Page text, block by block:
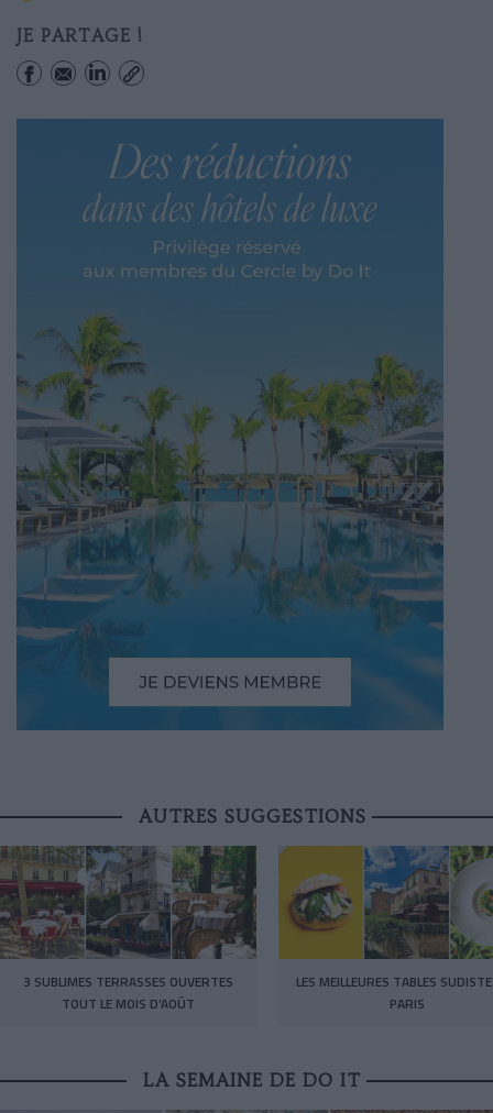
JE PARTAGE !
AUTRES SUGGESTIONS
3 SUBLIMES TERRASSES OUVERTES
TOUT LE MOIS D’AOÛT
LES MEILLEURES TABLES
PARIS
LA SEMAINE DE DO IT